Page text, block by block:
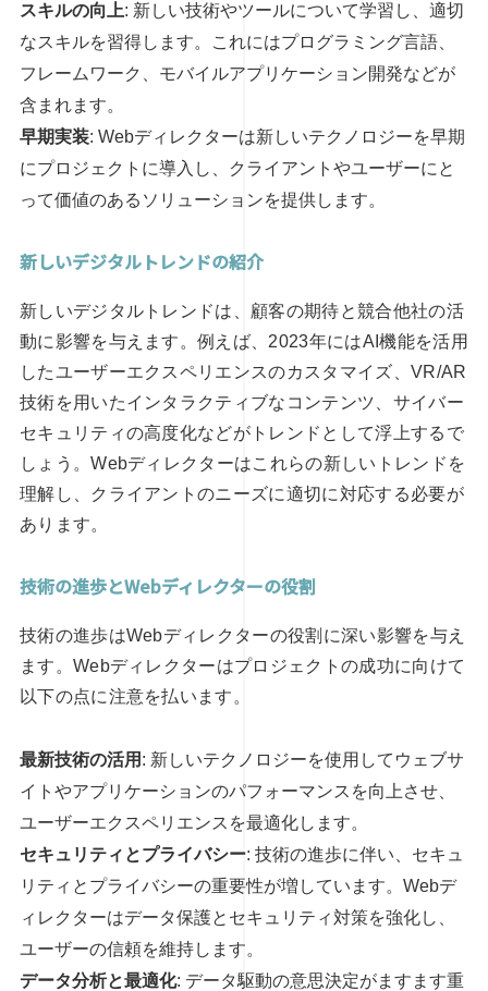
スキルの向上: 新しい技術やツールについて学習し、適切
なスキルを習得します。これにはプログラミング言語、
フレームワーク、モバイルアプリケーション開発などが
含まれます。
早期実装: Webディレクターは新しいテクノロジーを早期
にプロジェクトに導入し、クライアントやユーザーにと
って価値のあるソリューションを提供します。
新しいデジタルトレンドの紹介
新しいデジタルトレンドは、顧客の期待と競合他社の活
動に影響を与えます。例えば、2023年にはAI機能を活用
したユーザーエクスペリエンスのカスタマイズ、VR/AR
技術を用いたインタラクティブなコンテンツ、サイバー
セキュリティの高度化などがトレンドとして浮上するで
しょう。Webディレクターはこれらの新しいトレンドを
理解し、クライアントのニーズに適切に対応する必要が
あります。
技術の進歩とWebディレクターの役割
技術の進歩はWebディレクターの役割に深い影響を与え
ます。Webディレクターはプロジェクトの成功に向けて
以下の点に注意を払います。
最新技術の活用 : 新しいテクノロジーを使用してウェブサ
イトやアプリケーションのパフォーマンスを向上させ、
ユーザーエクスペリエンスを最適化します。
セキュリティとプライバシー: 技術の進歩に伴い、セキュ
リティとプライバシーの重要性が増しています。Webデ
ィレクターはデータ保護とセキュリティ対策を強化し、
ユーザーの信頼を維持します。
データ分析と最適化: データ駆動の意思決定がますます重